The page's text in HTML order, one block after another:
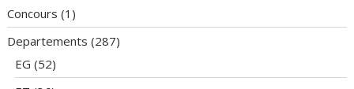
Concours (1)
Departements (287)
EG (52)